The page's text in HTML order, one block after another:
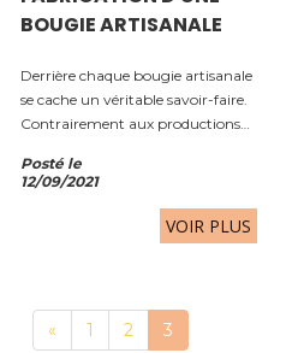
BOUGIE ARTISANALE
Derrière chaque bougie artisanale
se cache un véritable savoir-faire.
Contrairement aux productions
échelle, les bougies artisanales
sont fabriquées avec soin, souvent
Posté le
12/09/2021
VOIR PLUS
« 1 2 3